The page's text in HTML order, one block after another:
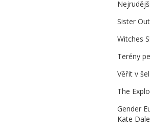
Sister
Witches
Terény
Věřit v
The
Gender
Kate